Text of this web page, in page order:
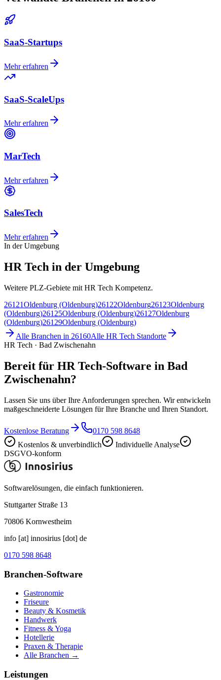
SaaS-Startups
Mehr erfahren
SaaS-ScaleUps
Mehr erfahren
MarTech
Mehr erfahren
SalesTech
Mehr erfahren
In der Umgebung
HR Tech in der Umgebung
Weitere PLZ-Gebiete mit HR Tech Kompetenz.
26121Oldenburg (Oldenburg)26122Oldenburg26123Oldenburg
(Oldenburg)26125Oldenburg (Oldenburg)26127Oldenburg
(Oldenburg)26129Oldenburg (Oldenburg)
Alle Branchen in 26160Alle HR Tech Standorte
HR Tech · Bad Zwischenahn
Bereit für HR Tech-Software in Bad
Zwischenahn?
Lassen Sie uns über Ihre Anforderungen sprechen. Wir entwickeln
maßgeschneiderte Lösungen für Ihre Branche und Ihren Standort.
Kostenlose Beratung
0170 598 8648
Kostenlos & unverbindlich
Individuelle Analyse
DSGVO-konform
Softwarelösungen, die einfach funktionieren.
Stuttgarter Straße 13
70806 Kornwestheim
info [at] innosirius [dot] de
0170 598 8648
Branchen-Software
Gastronomie
Friseure
Beauty & Kosmetik
Handwerk
Fitness & Yoga
Hotellerie
Praxen & Therapie
Alle Branchen →
Leistungen